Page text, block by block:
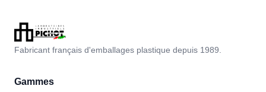
Fabricant français d'emballages plastique depuis 1989.
Gammes